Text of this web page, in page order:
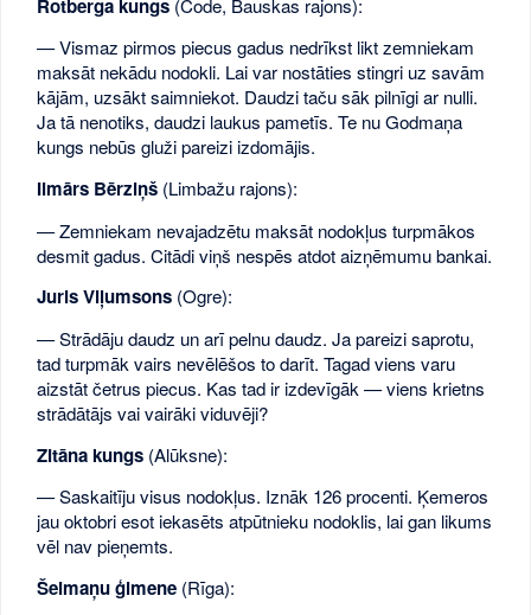
Rotberga kungs
— Vismaz pirmos piecus gadus nedrīkst likt zemniekam
maksāt nekādu nodokli. Lai var nostāties stingri uz savām
kājām, uzsākt saimniekot. Daudzi taču sāk pilnīgi ar nulli.
Ja tā nenotiks, daudzi laukus pametīs. Te nu Godmaņa
kungs nebūs gluži pareizi izdomājis.
Ilmārs Bērziņš (Limbažu rajons):
— Zemniekam nevajadzētu maksāt nodokļus turpmākos
desmit gadus. Citādi viņš nespēs atdot aizņēmumu bankai.
Juris Viļumsons (Ogre):
— Strādāju daudz un arī pelnu daudz. Ja pareizi saprotu,
tad turpmāk vairs nevēlēšos to darīt. Tagad viens varu
aizstāt četrus piecus. Kas tad ir izdevīgāk — viens krietns
strādātājs vai vairāki viduvēji?
Zitāna kungs (Alūksne):
— Saskaitīju visus nodokļus. Iznāk 126 procenti. Ķemeros
jau oktobri esot iekasēts atpūtnieku nodoklis, lai gan likums
vēl nav pieņemts.
Šeimaņu ģimene (Rīga):